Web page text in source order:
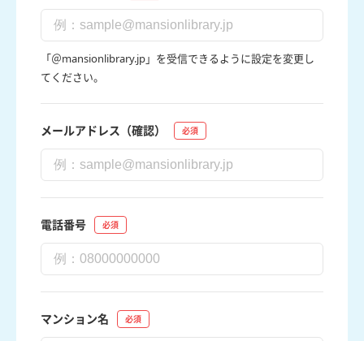
「＠mansionlibrary.jp」を受信できるように設定を変更し
てください。
メールアドレス（確認）
電話番号
マンション名